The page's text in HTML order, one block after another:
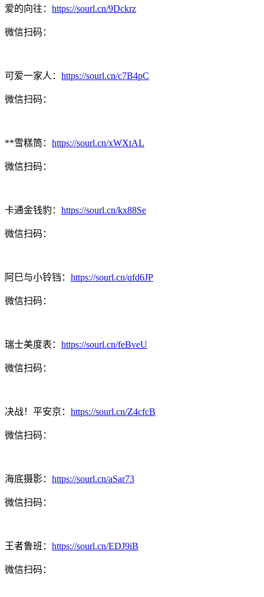
爱的向往： https://sourl.cn/9Dckrz
微信扫码：
可爱一家人： https://sourl.cn/c7B4pC
微信扫码：
**雪糕筒： https://sourl.cn/xWXtAL
微信扫码：
卡通金钱豹： https://sourl.cn/kx88Se
微信扫码：
阿巳与小铃铛： https://sourl.cn/qfd6JP
微信扫码：
瑞士美度表： https://sourl.cn/feBveU
微信扫码：
决战！平安京： https://sourl.cn/Z4cfcB
微信扫码：
海底摄影： https://sourl.cn/aSar73
微信扫码：
王者鲁班： https://sourl.cn/EDJ9iB
微信扫码：